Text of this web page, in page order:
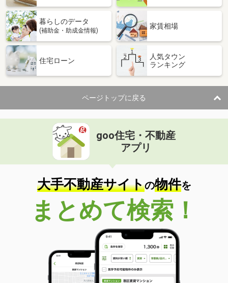
暮らしのデータ
(補助金・助成金情報)
家賃相場
住宅ローン
人気タウン
ランキング
ページトップに戻る
goo住宅・不動産
アプリ
大手不動産サイトの物件を
まとめて検索！